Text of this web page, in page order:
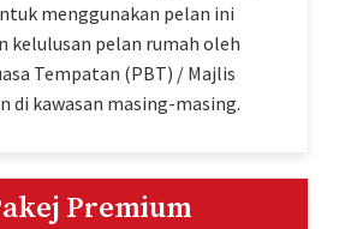
menggunakan pelan ini
kelulusan pelan rumah oleh
Tempatan (PBT) / Majlis
di kawasan masing-masing.
Premium